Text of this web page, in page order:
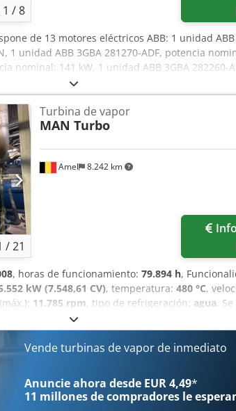
1 /8
de 13 motores eléctricos ABB: 1 unidad ABB
1 unidad ABB 3GBA 281270-ADF, potencia
nominal: 141 kW, 1 unidad ABB 3GBA 282260-
ADL, potencia nominal: 253 kW, 1 unidad
ABB 3GBA 282260-ADF, 1 unidad ABB 3GBA
3GBP 282410-ADM, 3 unidades ABB 3GBP
Chsdpfx Aljzpyxvo Roa
/21
Amel 8.242 km
Turbina de vapor
MAN Turbo
, horas de funcionamiento: 79.894 h,
kW (7.548,61 CV), temperatura: 480 °C,
11.785 rpm, tipo de refrigeración: agua,
extracción de calor, reductor, generador,
Chjdpfx Aljzdqmyo Rea Un grupo GTA
el otro para vapor de aproximadamente 62 bares
en contacto por correo electrónico. Presente
Vende turbinas de vapor de inmediato
Anuncie ahora desde EUR 4,49*
11 millones de compradores le